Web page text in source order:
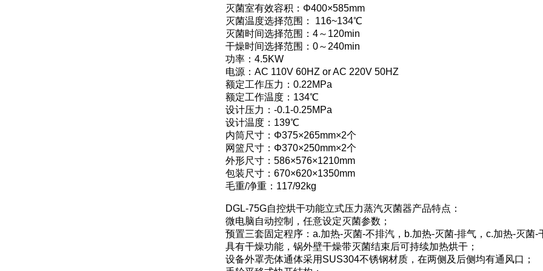
灭菌室有效容积：Φ400×585mm
灭菌温度选择范围： 116~134℃
灭菌时间选择范围：4～120min
干燥时间选择范围：0～240min
功率：4.5KW
电源：AC 110V 60HZ or AC 220V 50HZ
额定工作压力：0.22MPa
额定工作温度：134℃
设计压力：-0.1-0.25MPa
设计温度：139℃
内筒尺寸：Φ375×265mm×2个
网篮尺寸：Φ370×250mm×2个
外形尺寸：586×576×1210mm
包装尺寸：670×620×1350mm
毛重/净重：117/92kg
DGL-75G自控烘干功能立式压力蒸汽灭菌器产品特点：
微电脑自动控制，任意设定灭菌参数；
预置三套固定程序：a.加热-灭菌-不排汽，b.加热-灭菌-排气，c.加热-灭菌-
具有干燥功能，锅外壁干燥带灭菌结束后可持续加热烘干；
设备外罩壳体通体采用SUS304不锈钢材质，在两侧及后侧均有通风口；